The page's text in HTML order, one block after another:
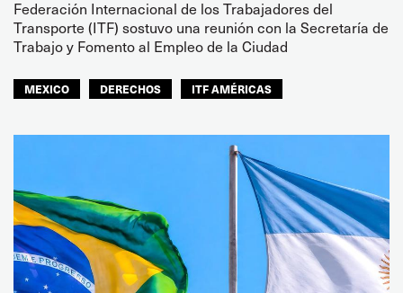
Federación Internacional de los Trabajadores del
Transporte (ITF) sostuvo una reunión con la Secretaría de
Trabajo y Fomento al Empleo de la Ciudad
MEXICO DERECHOS ITF AMÉRICAS